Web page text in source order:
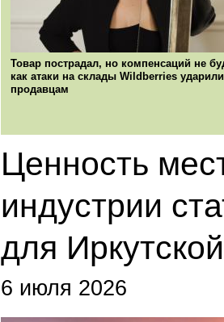
Товар пострадал, но компенсаций не
как атаки на склады Wildberries
продавцам
Ценность
индустрии
для
6 июля 2026